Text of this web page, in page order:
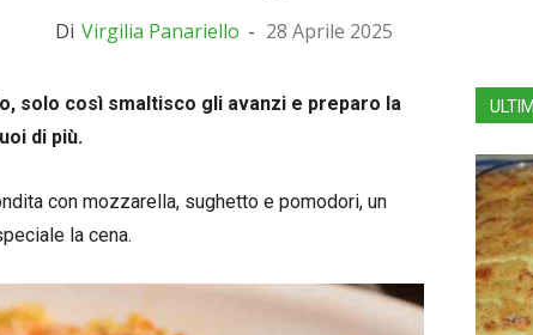
Di Virgilia Panariello - 28 Aprile 2025
solo così smaltisco gli avanzi e preparo la
di più.
con mozzarella, sughetto e pomodori, un
la cena.